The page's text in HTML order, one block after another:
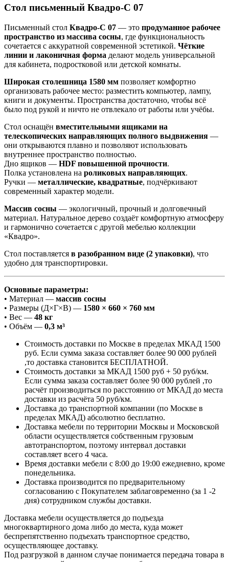
Стол письменный Квадро-С 07
Письменный стол Квадро-С 07 — это продуманное рабочее
пространство из массива сосны, где функциональность
сочетается с аккуратной современной эстетикой. Чёткие
линии и лаконичная форма делают модель универсальной
для кабинета, подростковой или детской комнаты.
Широкая столешница 1580 мм позволяет комфортно
организовать рабочее место: разместить компьютер, лампу,
книги и документы. Пространства достаточно, чтобы всё
было под рукой и ничто не отвлекало от работы или учёбы.
Стол оснащён вместительными ящиками на
телескопических направляющих полного выдвижения —
они открываются плавно и позволяют использовать
внутреннее пространство полностью.
Дно ящиков — HDF повышенной прочности.
Полка установлена на роликовых направляющих.
Ручки — металлические, квадратные, подчёркивают
современный характер модели.
Массив сосны — экологичный, прочный и долговечный
материал. Натуральное дерево создаёт комфортную атмосферу
и гармонично сочетается с другой мебелью коллекции
«Квадро».
Стол поставляется в разобранном виде (2 упаковки), что
удобно для транспортировки.
Основные параметры:
• Материал — массив сосны
• Размеры (Д×Г×В) — 1580 × 660 × 760 мм
• Вес — 48 кг
• Объём — 0,3 м³
Стоимость доставки по Москве в пределах МКАД 1500
руб. Если сумма заказа составляет более 90 000 рублей
,то доставка становится БЕСПЛАТНОЙ.
Стоимость доставки за МКАД 1500 руб + 50 руб/км.
Если сумма заказа составляет более 90 000 рублей ,то
расчёт производиться по расстоянию от МКАД до места
доставки из расчёта 50 руб/км.
Доставка до транспортной компании (по Москве в
пределах МКАД) абсолютно бесплатно.
Доставка мебели по территории Москвы и Московской
области осуществляется собственным грузовым
автотранспортом, поэтому интервал доставки
составляет всего 4 часа.
Время доставки мебели с 8:00 до 19:00 ежедневно, кроме
понедельника.
Доставка производится по предварительному
согласованию с Покупателем заблаговременно (за 1 -2
дня) сотрудником службы доставки.
Доставка мебели осуществляется до подъезда
многоквартирного дома либо до места, куда может
беспрепятственно подъехать транспортное средство,
осуществляющее доставку.
Под разгрузкой в данном случае понимается передача товара в